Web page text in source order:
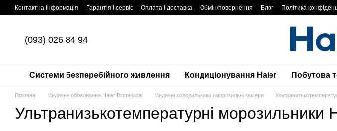
Перейти до основного контенту
Контактна інформація Гарантія і сервіс Оплата і доставка Обмін/повернення Блог Політика
(093) 026 84 94
Системи безперебійного живлення Кондиціонування Haier Побутова
Головна Медичне обладнання Haier Biomedical Медичні холодильники і морозильні камери
Ультранизькотемпературні морозильники